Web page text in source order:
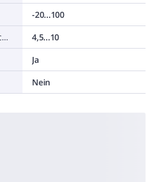
-20...100
Geeignet für Kabeldurchmesser
4,5...10
Ja
Nein